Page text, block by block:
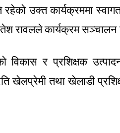
उक्त कार्यक्रममा
रावलले कार्यक्रम सञ्चालन
र प्रशिक्षक
खेलप्रेमी तथा खेलाडी